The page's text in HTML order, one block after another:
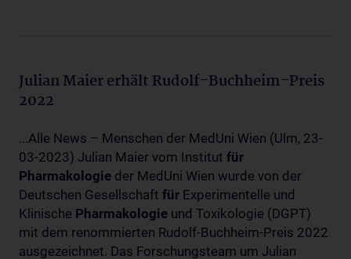
Julian Maier erhält Rudolf-Buchheim-Preis
2022
...Alle News – Menschen der MedUni Wien (Ulm, 23-
03-2023) Julian Maier vom Institut für
Pharmakologie der MedUni Wien wurde von der
Deutschen Gesellschaft für Experimentelle und
Klinische Pharmakologie und Toxikologie (DGPT)
mit dem renommierten Rudolf-Buchheim-Preis 2022
ausgezeichnet. Das Forschungsteam um Julian